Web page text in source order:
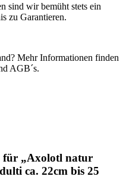
sind wir bemüht stets ein
zu Garantieren.
Mehr Informationen finden
AGB´s.
für „Axolotl natur
ca. 22cm bis 25